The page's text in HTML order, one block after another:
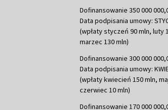
Dofinansowanie 350 000
Data podpisania umowy:
(wpłaty styczeń 90 mln, luty
marzec 130 mln)
Dofinansowanie 300 000
Data podpisania umowy:
(wpłaty kwiecień 150 mln,
czerwiec 10 mln)
Dofinansowanie 170 000